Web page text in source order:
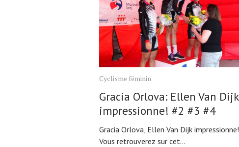
Cyclisme féminin
Gracia Orlova: Ellen Van Dijk
impressionne! #2 #3 #4
Gracia Orlova, Ellen Van Dijk impressionne!
Vous retrouverez sur cet...